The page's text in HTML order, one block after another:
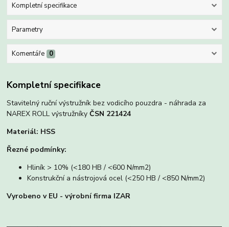
Kompletní specifikace
Parametry
Komentáře 0
Kompletní specifikace
Stavitelný ruční výstružník bez vodicího pouzdra - náhrada za
NAREX ROLL výstružníkyČSN 221424
Materiál: HSS
Řezné podmínky:
Hliník > 10% (<180 HB / <600 N/mm2)
Konstrukční a nástrojová ocel (<250 HB / <850 N/mm2)
Vyrobeno v EU - výrobní firma IZAR